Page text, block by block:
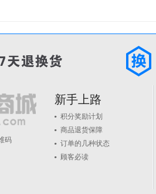
新手上路
积分奖励计划
商品退货保障
订单的几种状态
顾客必读